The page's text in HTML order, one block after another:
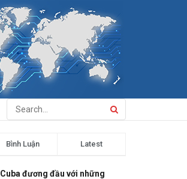
Bình Luận Latest
Cuba đương đầu với những